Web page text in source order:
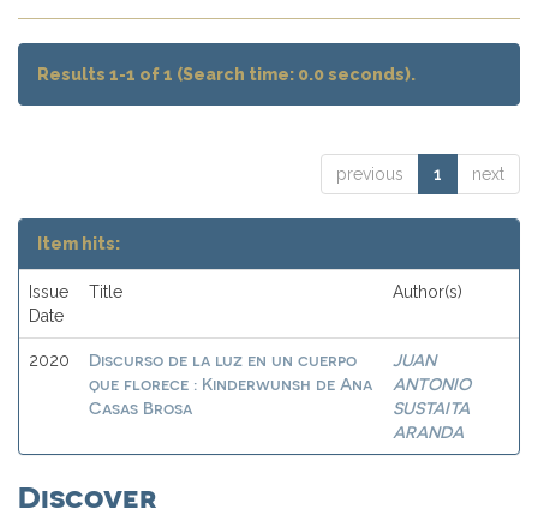
Results 1-1 of 1 (Search time: 0.0 seconds).
previous 1 next
Item hits:
Issue
Date
Title Author(s)
2020
Discurso de la luz en un cuerpo
que florece : Kinderwunsh de Ana
Casas Brosa
JUAN
ANTONIO
SUSTAITA
ARANDA
Discover